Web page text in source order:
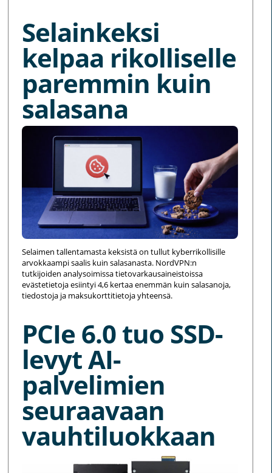
Selainkeksi
kelpaa rikolliselle
paremmin kuin
salasana
Selaimen tallentamasta keksistä on tullut kyberrikollisille
arvokkaampi saalis kuin salasanasta. NordVPN:n
tutkijoiden analysoimissa tietovarkausaineistoissa
evästetietoja esiintyi 4,6 kertaa enemmän kuin salasanoja,
tiedostoja ja maksukorttitietoja yhteensä.
PCIe 6.0 tuo SSD-
levyt AI-
palvelimien
seuraavaan
vauhtiluokkaan